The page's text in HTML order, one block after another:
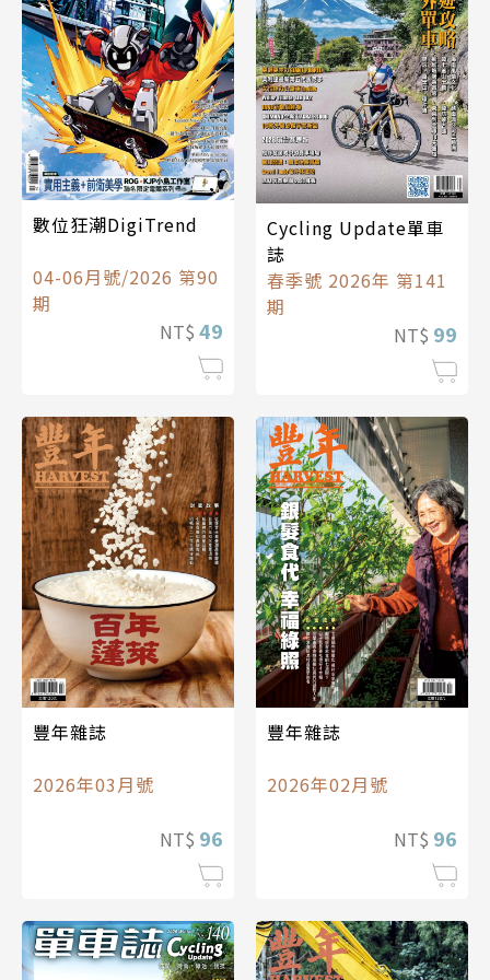
數位狂潮DigiTrend
04-06月號/2026 第90
期
NT$ 49
Cycling Update單車
誌
春季號 2026年 第141
期
NT$ 99
豐年雜誌
2026年03月號
NT$ 96
豐年雜誌
2026年02月號
NT$ 96